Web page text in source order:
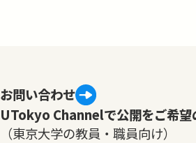
お問い合わせ
UTokyo Channelで公開をご希望
（東京大学の教員・職員向け）